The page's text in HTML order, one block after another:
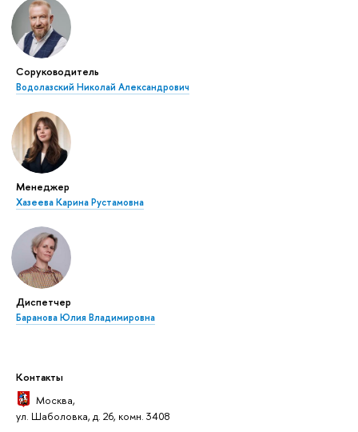
Соруководитель
Водолазский Николай Александрович
Менеджер
Хазеева Карина Рустамовна
Диспетчер
Баранова Юлия Владимировна
Контакты
Москва,
ул. Шаболовка, д. 26, комн. 3408